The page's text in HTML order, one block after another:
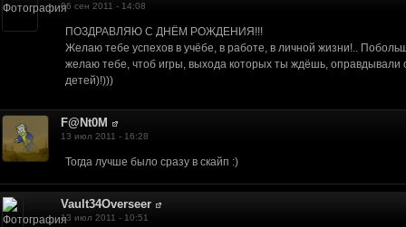
06 сен 2011 - 14:08
ПОЗДРАВЛЯЮ С ДНЁМ РОЖДЕНИЯ!!!
Желаю тебе успехов в учёбе, в работе, в личной жизни!..
желаю тебе, чтоб игры, выхода которых ты ждёшь,
детей)!)))
F@Nt0M
13 июл 2011 - 16:28
Тогда лучше было сразу в скайп :)
Vault34Overseer
13 июл 2011 - 10:51